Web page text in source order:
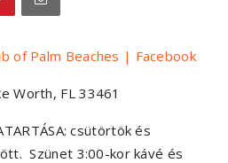
of Palm Beaches | Facebook
Worth, FL 33461
csütörtök és
Szünet 3:00-kor kávé és